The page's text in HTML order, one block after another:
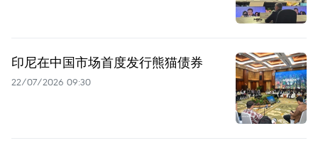
印尼在中国市场首度发行熊猫债券
22/07/2026 09:30